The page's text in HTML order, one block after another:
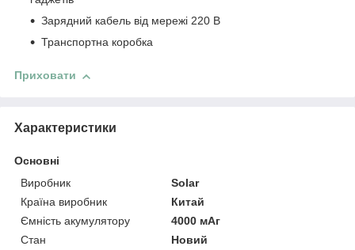
Зарядний кабель від мережі 220 В
Транспортна коробка
Приховати
Характеристики
Основні
Виробник
Solar
Країна виробник
Китай
Ємність акумулятору
4000 мАг
Стан
Новий